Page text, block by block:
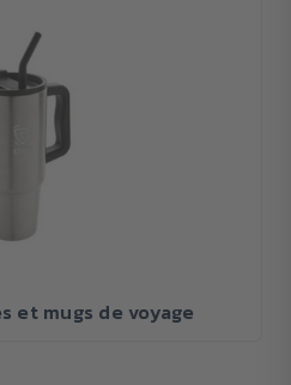
et mugs de voyage